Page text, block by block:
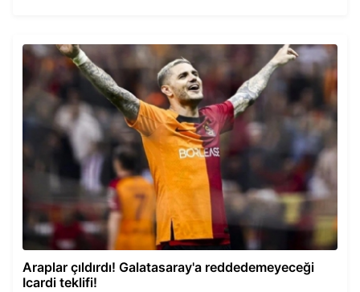
Araplar çıldırdı! Galatasaray'a reddedemeyeceği
Icardi teklifi!